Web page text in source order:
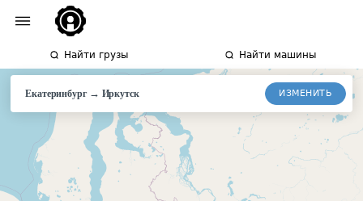
Найти грузы Найти машины
Екатеринбург→ Иркутск ИЗМЕНИТЬ